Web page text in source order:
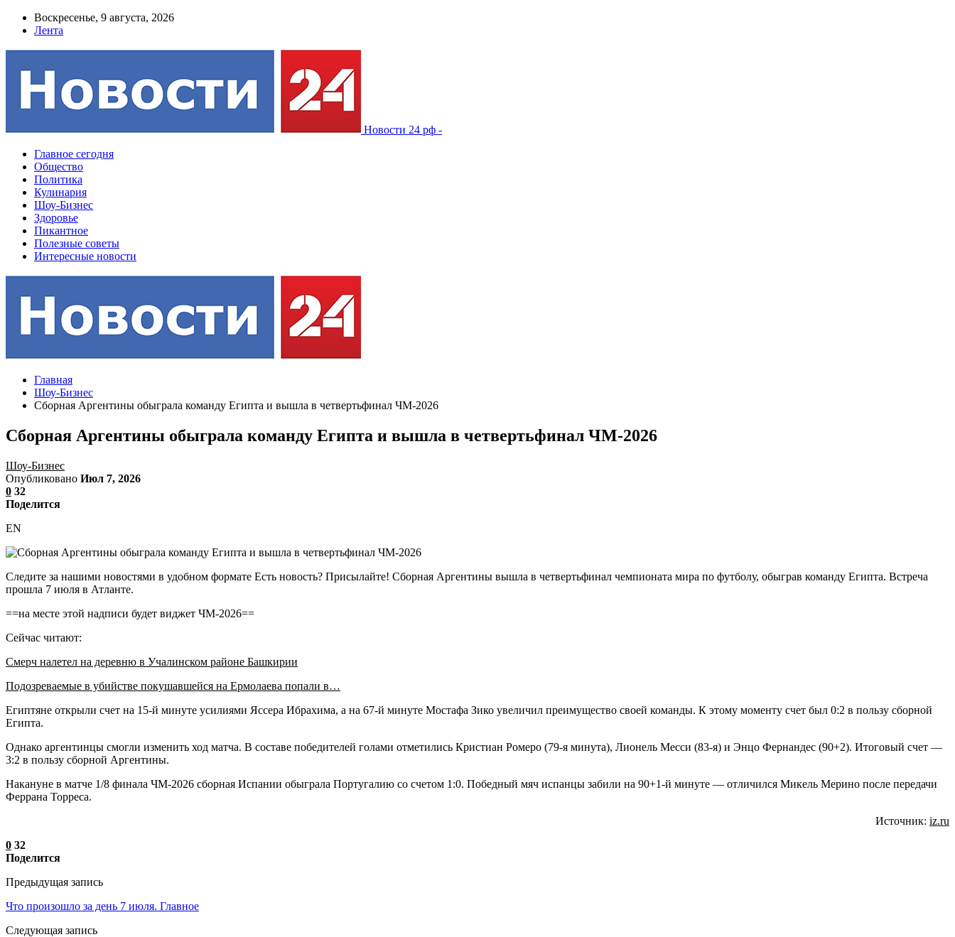
Воскресенье, 9 августа, 2026
Лента
Новости 24 рф -
Главное сегодня
Общество
Политика
Кулинария
Шоу-Бизнес
Здоровье
Пикантное
Полезные советы
Интересные новости
Главная
Шоу-Бизнес
Сборная Аргентины обыграла команду Египта и вышла в четвертьфинал ЧМ-2026
Сборная Аргентины обыграла команду Египта и вышла в четвертьфинал ЧМ-2026
Шоу-Бизнес
Опубликовано Июл 7, 2026
0 32
Поделится
EN
Следите за нашими новостями в удобном формате Есть новость? Присылайте! Сборная Аргентины вышла в четвертьфинал чемпионата мира по футболу, обыграв команду Египта. Встреча
прошла 7 июля в Атланте.
==на месте этой надписи будет виджет ЧМ-2026==
Сейчас читают:
Смерч налетел на деревню в Учалинском районе Башкирии
Подозреваемые в убийстве покушавшейся на Ермолаева попали в…
Египтяне открыли счет на 15-й минуте усилиями Яссера Ибрахима, а на 67-й минуте Мостафа Зико увеличил преимущество своей команды. К этому моменту счет был 0:2 в пользу сборной
Египта.
Однако аргентинцы смогли изменить ход матча. В составе победителей голами отметились Кристиан Ромеро (79-я минута), Лионель Месси (83-я) и Энцо Фернандес (90+2). Итоговый счет —
3:2 в пользу сборной Аргентины.
Накануне в матче 1/8 финала ЧМ-2026 сборная Испании обыграла Португалию со счетом 1:0. Победный мяч испанцы забили на 90+1-й минуте — отличился Микель Мерино после передачи
Феррана Торреса.
Источник: iz.ru
0 32
Поделится
Предыдущая запись
Что произошло за день 7 июля. Главное
Следующая запись